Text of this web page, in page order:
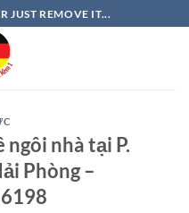
JUST REMOVE IT...
nhà tại P.
Phòng –